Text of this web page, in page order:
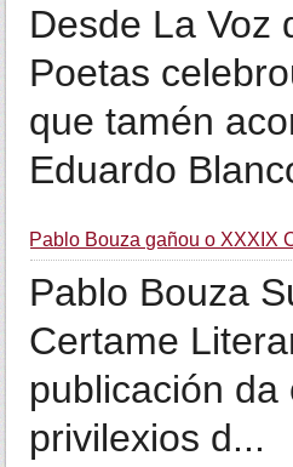
Desde La Voz
Poetas
que tamén
Eduardo
Pablo Bouza gañou o XXXIX
Pablo Bouza
Certame
publicación
privilexios d...